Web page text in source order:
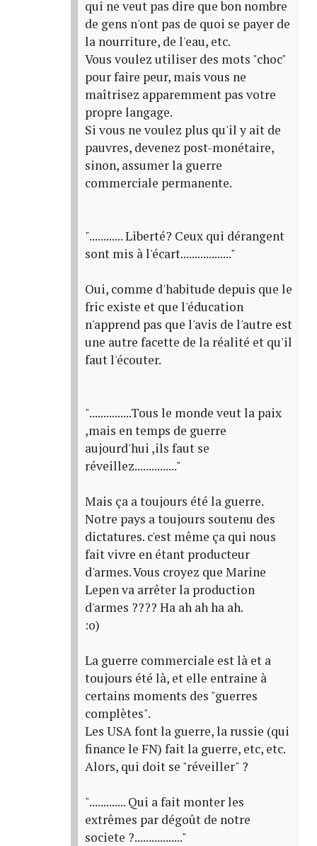
qui ne veut pas dire que bon nombre
de gens n'ont pas de quoi se payer de
la nourriture, de l'eau, etc.
Vous voulez utiliser des mots "choc"
pour faire peur, mais vous ne
maîtrisez apparemment pas votre
propre langage.
Si vous ne voulez plus qu'il y ait de
pauvres, devenez post-monétaire,
sinon, assumer la guerre
commerciale permanente.
"............ Liberté? Ceux qui dérangent
sont mis à l'écart.................."
Oui, comme d'habitude depuis que le
fric existe et que l'éducation
n'apprend pas que l'avis de l'autre est
une autre facette de la réalité et qu'il
faut l'écouter.
"...............Tous le monde veut la paix
,mais en temps de guerre
aujourd'hui ,ils faut se
réveillez..............."
Mais ça a toujours été la guerre.
Notre pays a toujours soutenu des
dictatures. c'est même ça qui nous
fait vivre en étant producteur
d'armes. Vous croyez que Marine
Lepen va arrêter la production
d'armes ???? Ha ah ah ha ah.
:o)
La guerre commerciale est là et a
toujours été là, et elle entraine à
certains moments des "guerres
complètes".
Les USA font la guerre, la russie (qui
finance le FN) fait la guerre, etc, etc.
Alors, qui doit se "réveiller" ?
"............. Qui a fait monter les
extrêmes par dégoût de notre
societe ?................."